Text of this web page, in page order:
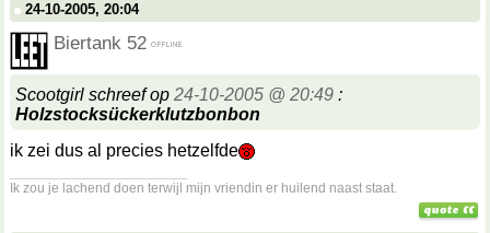
24-10-2005, 20:04
Biertank 52
Scootgirl schreef op 24-10-2005 @ 20:49 :
Holzstocksückerklutzbonbon
ik zei dus al precies hetzelfde
Ik zou je lachend doen terwijl mijn vriendin er huilend naast staat.